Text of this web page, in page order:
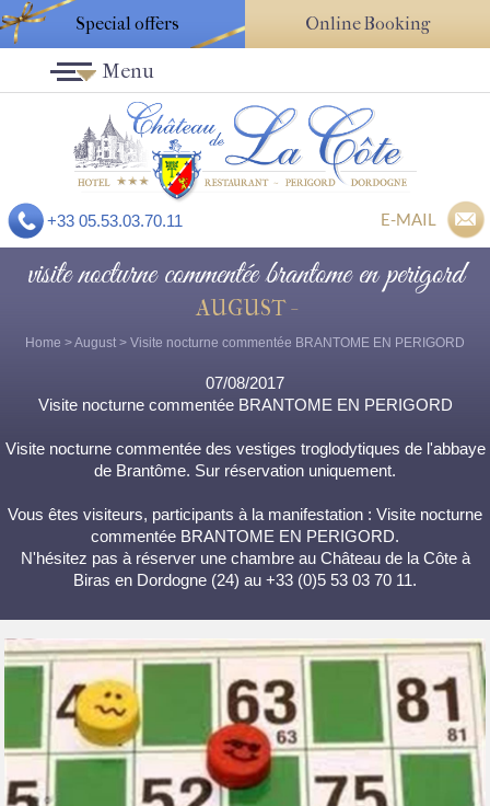
Special offers Online Booking
+33 05.53.03.70.11 E-MAIL
Menu
visite nocturne commentée brantome en perigord
AUGUST -
Home >August > Visite nocturne commentée BRANTOME EN PERIGORD
07/08/2017
Visite nocturne commentée BRANTOME EN PERIGORD
Visite nocturne commentée des vestiges troglodytiques de l'abbaye
de Brantôme. Sur réservation uniquement.
Vous êtes visiteurs, participants à la manifestation : Visite nocturne
commentée BRANTOME EN PERIGORD.
N'hésitez pas à réserver une chambre au Château de la Côte à
Biras en Dordogne (24) au +33 (0)5 53 03 70 11.